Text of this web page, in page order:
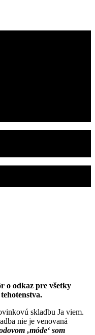
o odkaz pre všetky
skladbu Ja viem.
nie je venovaná
‚móde‘ som